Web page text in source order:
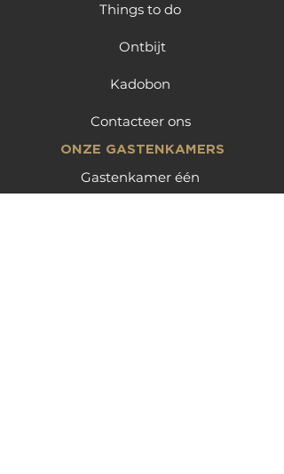
Things to do
Ontbijt
Kadobon
Contacteer ons
ONZE GASTENKAMERS
Gastenkamer één